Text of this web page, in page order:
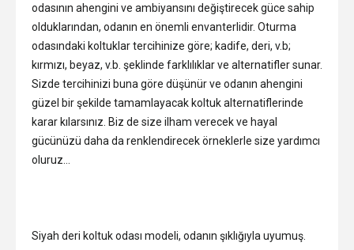
odasının ahengini ve ambiyansını değiştirecek güce sahip
olduklarından, odanın en önemli envanterlidir. Oturma
odasındaki koltuklar tercihinize göre; kadife, deri, v.b;
kırmızı, beyaz, v.b. şeklinde farklılıklar ve alternatifler sunar.
Sizde tercihinizi buna göre düşünür ve odanın ahengini
güzel bir şekilde tamamlayacak koltuk alternatiflerinde
karar kılarsınız. Biz de size ilham verecek ve hayal
gücünüzü daha da renklendirecek örneklerle size yardımcı
oluruz…
Siyah deri koltuk odası modeli, odanın şıklığıyla uyumuş.